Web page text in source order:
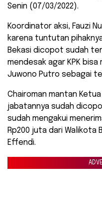
Senin (07/03/2022).
Koordinator aksi, Fauzi
karena tuntutan
Bekasi dicopot sudah
mendesak agar KPK
Juwono Putro sebagai
Chairoman mantan Ketua
jabatannya sudah
sudah mengakui
Rp200 juta dari Walikota
Effendi.